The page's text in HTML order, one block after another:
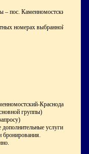
– пос. Каменномостский
номерах выбранной
Краснодар
группы)
услуги
бронирования.